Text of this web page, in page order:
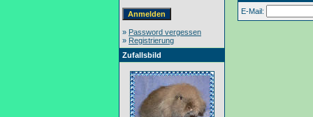
» Password vergessen
» Registrierung
Zufallsbild
E-Mail: